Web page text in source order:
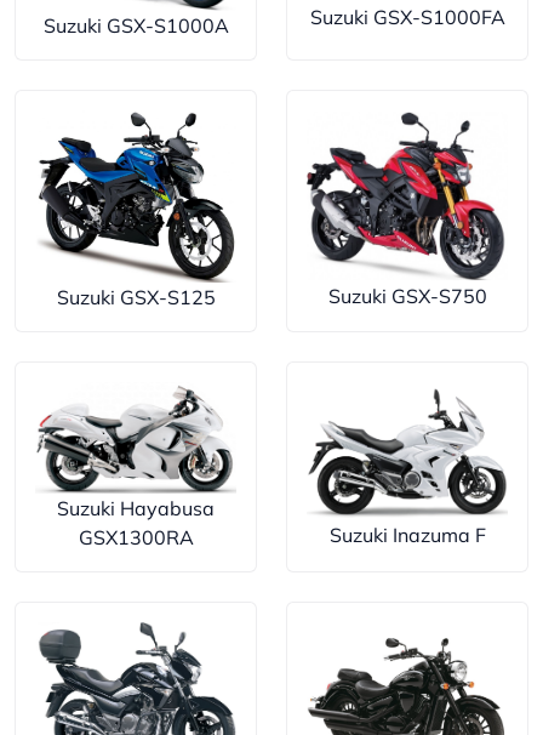
Suzuki GSX-S1000A Suzuki GSX-S1000FA
Suzuki GSX-S125 Suzuki GSX-S750
Suzuki Hayabusa
GSX1300RA
Suzuki Inazuma F